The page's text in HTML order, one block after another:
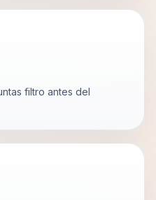
filtro antes del